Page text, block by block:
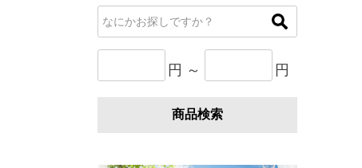
円 ～ 円
商品検索